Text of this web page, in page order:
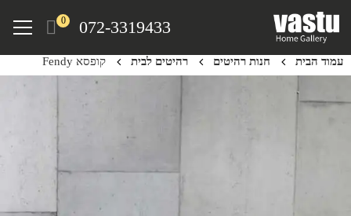
content
072-3319433
0
Menu
עמוד הבית חנות רהיטים רהיטים לבית קופסא Fendy